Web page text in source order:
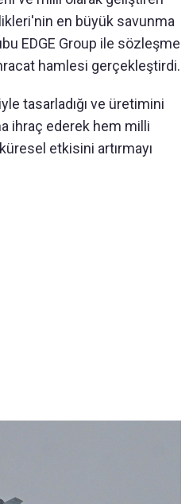
en büyük savunma
EDGE Group ile sözleşme
hamlesi gerçekleştirdi.
tasarladığı ve üretimini
ihraç ederek hem milli
etkisini artırmayı